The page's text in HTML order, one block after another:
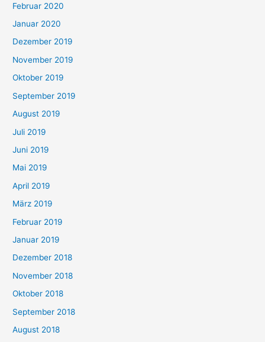
Februar 2020
Januar 2020
Dezember 2019
November 2019
Oktober 2019
September 2019
August 2019
Juli 2019
Juni 2019
Mai 2019
April 2019
März 2019
Februar 2019
Januar 2019
Dezember 2018
November 2018
Oktober 2018
September 2018
August 2018